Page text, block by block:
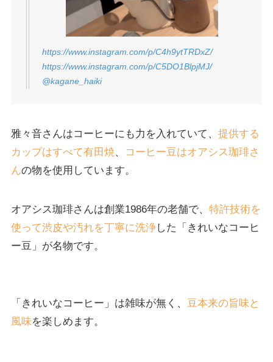
https://www.instagram.com/p/C4h9ytTRDxZ/
https://www.instagram.com/p/C5DO1BlpjMJ/
@kagane_haiki
雅々音さんはコーヒーにも力を入れていて、 提供する
カップはすべて有田焼、
コーヒー豆はオアシス珈琲さ
んの物を使用しています。
オアシス珈琲さんは創業1986年の老舗で、 特許技術を
使って渋皮や汚れを丁寧に洗浄した「きれいなコーヒ
ー豆」が名物です。
「きれいなコーヒー」は雑味が無く、 豆本来の旨味と
風味を楽しめます。